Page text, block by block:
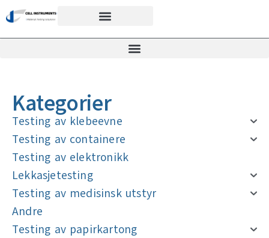
Kategorier
Testing av klebeevne
Testing av containere
Testing av elektronikk
Lekkasjetesting
Testing av medisinsk utstyr
Andre
Testing av papirkartong